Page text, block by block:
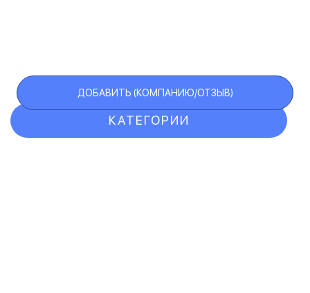
КАТЕГОРИИ
ДОБАВИТЬ (КОМПАНИЮ/ОТЗЫВ)